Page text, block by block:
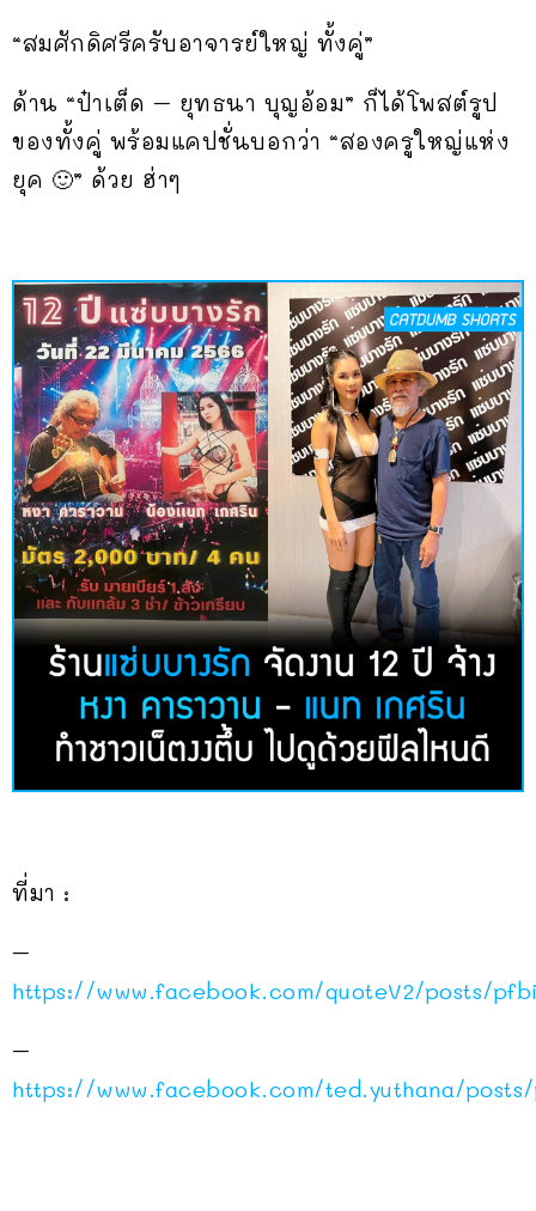
“สมศักดิศรีครับอาจารย์ใหญ่ ทั้งคู่”
ด้าน “ป๋าเต็ด – ยุทธนา บุญอ้อม” ก็ได้โพสต์รูป
ของทั้งคู่ พร้อมแคปชั่นบอกว่า “สองครูใหญ่แห่ง
ยุค 🙂” ด้วย ฮ่าๆ
ที่มา :
–
https://www.facebook.com/quoteV2/posts/
–
https://www.facebook.com/ted.yuthana/posts/